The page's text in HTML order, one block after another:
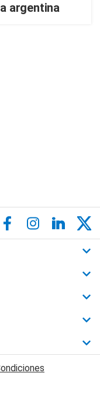
argentina